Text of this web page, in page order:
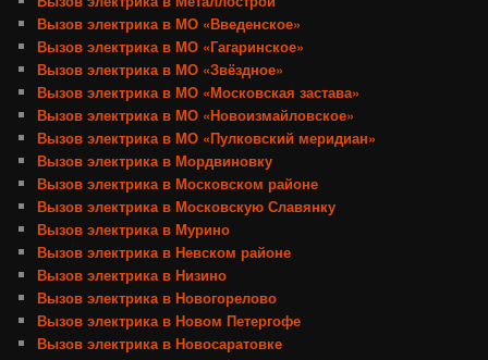
Вызов электрика в МО «Введенское»
Вызов электрика в МО «Гагаринское»
Вызов электрика в МО «Звёздное»
Вызов электрика в МО «Московская застава»
Вызов электрика в МО «Новоизмайловское»
Вызов электрика в МО «Пулковский меридиан»
Вызов электрика в Мордвиновку
Вызов электрика в Московском районе
Вызов электрика в Московскую Славянку
Вызов электрика в Мурино
Вызов электрика в Невском районе
Вызов электрика в Низино
Вызов электрика в Новогорелово
Вызов электрика в Новом Петергофе
Вызов электрика в Новосаратовке